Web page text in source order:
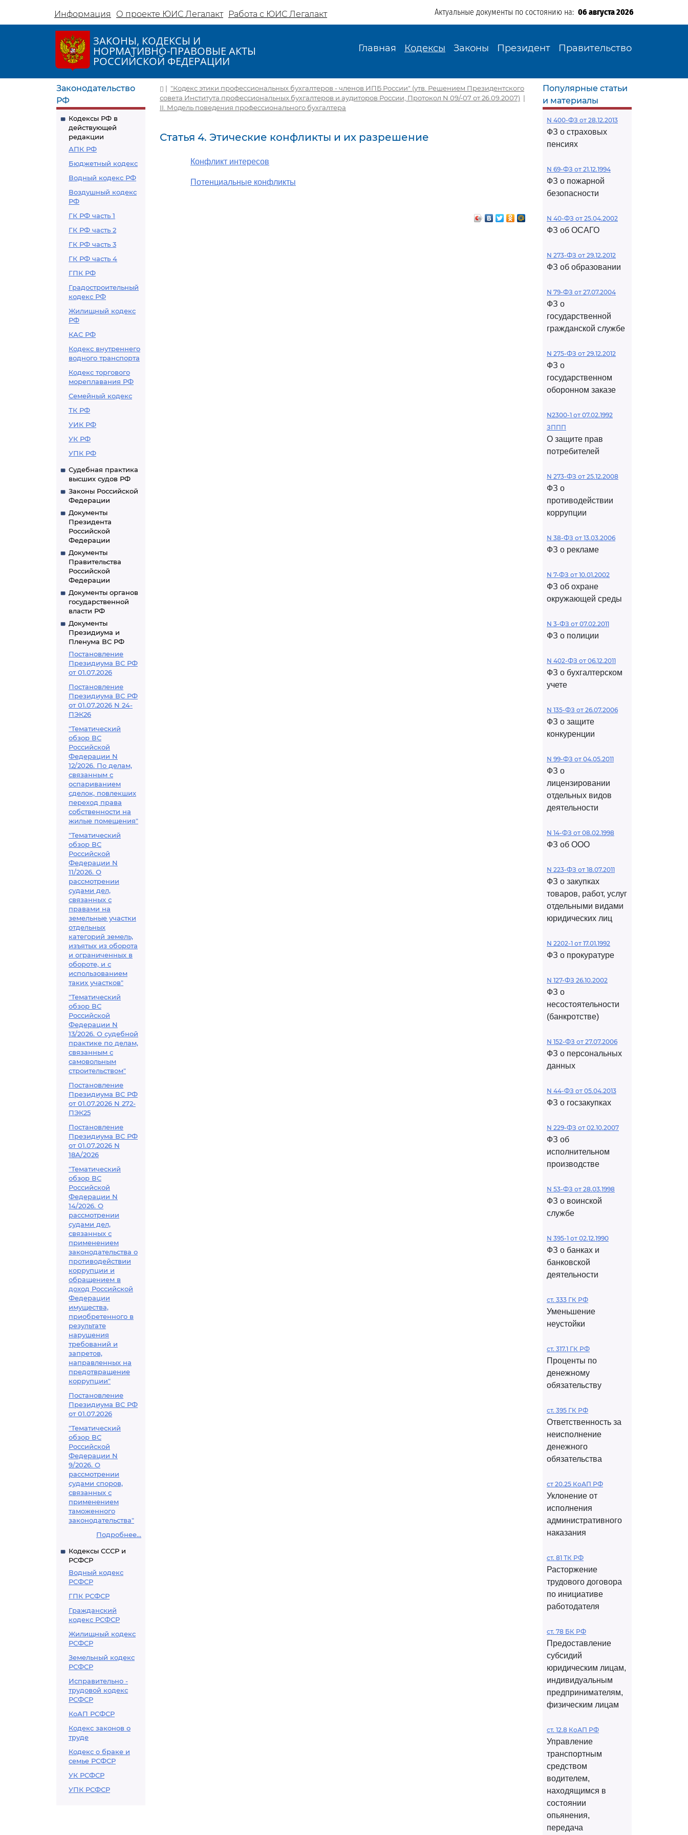
Информация О проекте ЮИС Легалакт Работа с ЮИС Легалакт Актуальные документы по состоянию на: 06 августа 2026
ЗАКОНЫ, КОДЕКСЫ И
НОРМАТИВНО-ПРАВОВЫЕ АКТЫ
РОССИЙСКОЙ ФЕДЕРАЦИИ
Главная Кодексы Законы Президент Правительство
Законодательство
РФ
Кодексы РФ в
действующей
редакции
АПК РФ
Бюджетный кодекс
Водный кодекс РФ
Воздушный кодекс
РФ
ГК РФ часть 1
ГК РФ часть 2
ГК РФ часть 3
ГК РФ часть 4
ГПК РФ
Градостроительный
кодекс РФ
Жилищный кодекс
РФ
КАС РФ
Кодекс внутреннего
водного транспорта
Кодекс торгового
мореплавания РФ
Семейный кодекс
ТК РФ
УИК РФ
УК РФ
УПК РФ
Судебная практика
высших судов РФ
Законы Российской
Федерации
Документы
Президента
Российской
Федерации
Документы
Правительства
Российской
Федерации
Документы органов
государственной
власти РФ
Документы
Президиума и
Пленума ВС РФ
Постановление
Президиума ВС РФ
от 01.07.2026
Постановление
Президиума ВС РФ
от 01.07.2026 N 24-
ПЭК26
"Тематический
обзор ВС
Российской
Федерации N
12/2026. По делам,
связанным с
оспариванием
сделок, повлекших
переход права
собственности на
жилые помещения"
"Тематический
обзор ВС
Российской
Федерации N
11/2026. О
рассмотрении
судами дел,
связанных с
правами на
земельные участки
отдельных
категорий земель,
изъятых из оборота
и ограниченных в
обороте, и с
использованием
таких участков"
"Тематический
обзор ВС
Российской
Федерации N
13/2026. О судебной
практике по делам,
связанным с
самовольным
строительством"
Постановление
Президиума ВС РФ
от 01.07.2026 N 272-
ПЭК25
Постановление
Президиума ВС РФ
от 01.07.2026 N
18А/2026
"Тематический
обзор ВС
Российской
Федерации N
14/2026. О
рассмотрении
судами дел,
связанных с
применением
законодательства о
противодействии
коррупции и
обращением в
доход Российской
Федерации
имущества,
приобретенного в
результате
нарушения
требований и
запретов,
направленных на
предотвращение
коррупции"
Постановление
Президиума ВС РФ
от 01.07.2026
"Тематический
обзор ВС
Российской
Федерации N
9/2026. О
рассмотрении
судами споров,
связанных с
применением
таможенного
законодательства"
Подробнее...
Кодексы СССР и
РСФСР
Водный кодекс
РСФСР
ГПК РСФСР
Гражданский
кодекс РСФСР
Жилищный кодекс
РСФСР
Земельный кодекс
РСФСР
Исправительно -
трудовой кодекс
РСФСР
КоАП РСФСР
Кодекс законов о
труде
Кодекс о браке и
семье РСФСР
УК РСФСР
УПК РСФСР
| "Кодекс этики профессиональных бухгалтеров - членов ИПБ России" (утв. Решением Президентского
совета Института профессиональных бухгалтеров и аудиторов России, Протокол N 09/-07 от 26.09.2007) |
II. Модель поведения профессионального бухгалтера
Статья 4. Этические конфликты и их разрешение
Конфликт интересов
Потенциальные конфликты
Популярные статьи
и материалы
N 400-ФЗ от 28.12.2013
ФЗ о страховых
пенсиях
N 69-ФЗ от 21.12.1994
ФЗ о пожарной
безопасности
N 40-ФЗ от 25.04.2002
ФЗ об ОСАГО
N 273-ФЗ от 29.12.2012
ФЗ об образовании
N 79-ФЗ от 27.07.2004
ФЗ о
государственной
гражданской службе
N 275-ФЗ от 29.12.2012
ФЗ о
государственном
оборонном заказе
N2300-1 от 07.02.1992
ЗППП
О защите прав
потребителей
N 273-ФЗ от 25.12.2008
ФЗ о
противодействии
коррупции
N 38-ФЗ от 13.03.2006
ФЗ о рекламе
N 7-ФЗ от 10.01.2002
ФЗ об охране
окружающей среды
N 3-ФЗ от 07.02.2011
ФЗ о полиции
N 402-ФЗ от 06.12.2011
ФЗ о бухгалтерском
учете
N 135-ФЗ от 26.07.2006
ФЗ о защите
конкуренции
N 99-ФЗ от 04.05.2011
ФЗ о
лицензировании
отдельных видов
деятельности
N 14-ФЗ от 08.02.1998
ФЗ об ООО
N 223-ФЗ от 18.07.2011
ФЗ о закупках
товаров, работ, услуг
отдельными видами
юридических лиц
N 2202-1 от 17.01.1992
ФЗ о прокуратуре
N 127-ФЗ 26.10.2002
ФЗ о
несостоятельности
(банкротстве)
N 152-ФЗ от 27.07.2006
ФЗ о персональных
данных
N 44-ФЗ от 05.04.2013
ФЗ о госзакупках
N 229-ФЗ от 02.10.2007
ФЗ об
исполнительном
производстве
N 53-ФЗ от 28.03.1998
ФЗ о воинской
службе
N 395-1 от 02.12.1990
ФЗ о банках и
банковской
деятельности
ст. 333 ГК РФ
Уменьшение
неустойки
ст. 317.1 ГК РФ
Проценты по
денежному
обязательству
ст. 395 ГК РФ
Ответственность за
неисполнение
денежного
обязательства
ст 20.25 КоАП РФ
Уклонение от
исполнения
административного
наказания
ст. 81 ТК РФ
Расторжение
трудового договора
по инициативе
работодателя
ст. 78 БК РФ
Предоставление
субсидий
юридическим лицам,
индивидуальным
предпринимателям,
физическим лицам
ст. 12.8 КоАП РФ
Управление
транспортным
средством
водителем,
находящимся в
состоянии
опьянения,
передача